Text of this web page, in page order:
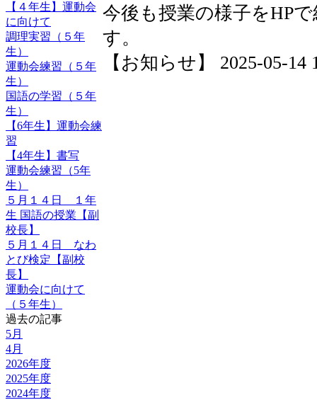
【４年生】運動会
に向けて
調理実習（５年
生）
運動会練習（５年
生）
国語の学習（５年
生）
【6年生】運動会練
習
【4年生】書写
運動会練習（5年
生）
５月１４日 １年
生 国語の授業【副
校長】
５月１４日 なわ
とび検定【副校
長】
運動会に向けて
（５年生）
過去の記事
5月
4月
2026年度
2025年度
2024年度
今後も授業の様子をHP
す。
【お知らせ】 2025-05-14